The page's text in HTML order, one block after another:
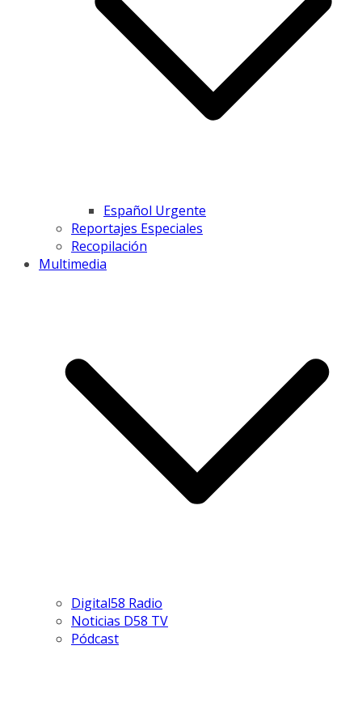
Español Urgente
Reportajes Especiales
Recopilación
Multimedia
Digital58 Radio
Noticias D58 TV
Pódcast